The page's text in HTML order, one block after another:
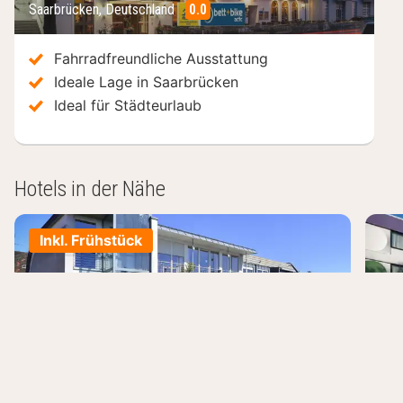
Saarbrücken,Deutschland 0.0
/10
Fahrradfreundliche Ausstattung
Ideale Lage in Saarbrücken
Ideal für Städteurlaub
Hotels in der Nähe
Inkl. Frühstück